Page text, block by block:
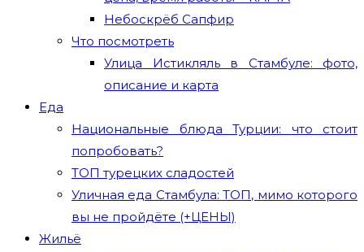
Небоскрёб Сапфир
Что посмотреть
Улица Истикляль в Стамбуле: фото,
описание и карта
Еда
Национальные блюда Турции: что стоит
попробовать?
ТОП турецких сладостей
Уличная еда Стамбула: ТОП, мимо которого
вы не пройдёте (+ЦЕНЫ)
Жильё